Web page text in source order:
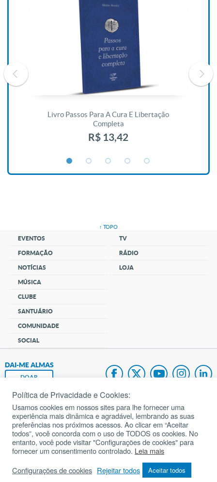
Livro Passos Para A Cura E Libertação
Completa
R$ 13,42
↑ TOPO
EVENTOS
FORMAÇÃO
NOTÍCIAS
MÚSICA
CLUBE
SANTUÁRIO
COMUNIDADE
SOCIAL
TV
RÁDIO
LOJA
DAI-ME ALMAS
DOAR
Fundação João Paulo II
Pedido de Oração
Mapa do site
Todos os direitos reservados.
Política de Privacidade e Cookies:
Usamos cookies em nossos sites para lhe fornecer uma
experiência mais dinâmica e agradável, lembrando as suas
preferências nos próximos acessos. Ao clicar em “Aceitar
todos”, você concorda com o uso de TODOS os cookies. No
entanto, você pode visitar "Configurações de cookies" para
fornecer um consentimento controlado. Leia mais
Configurações de cookies Rejeitar todos Aceitar todos